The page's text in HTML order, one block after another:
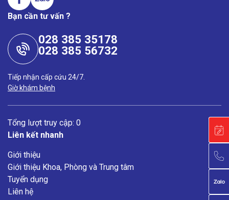
Bạn cần tư vấn ?
028 385 35178
028 385 56732
Tiếp nhận cấp cứu 24/7.
Giờ khám bệnh
Tổng lượt truy cập: 0
Liên kết nhanh
Giới thiệu
Giới thiệu Khoa, Phòng và Trung tâm
Tuyển dụng
Liên hệ